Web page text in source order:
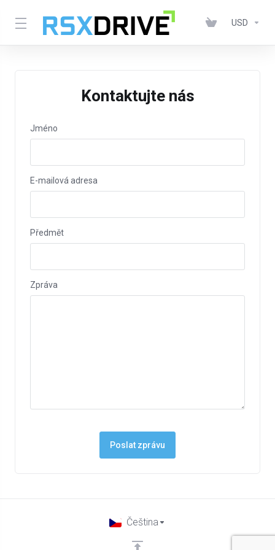
USD
Kontaktujte nás
Jméno
E-mailová adresa
Předmět
Zpráva
Poslat zprávu
Čeština